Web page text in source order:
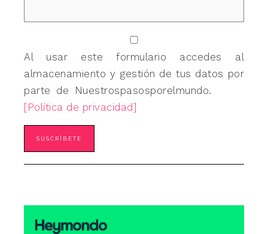
Al usar este formulario accedes al
almacenamiento y gestión de tus datos por
parte de Nuestrospasosporelmundo.
[Política de privacidad]